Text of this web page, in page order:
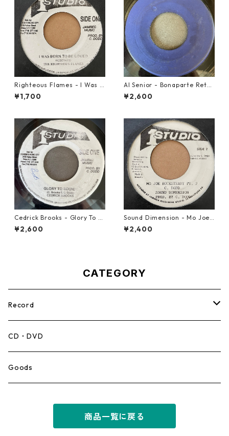
Righteous Flames - I Was B
orn To Be Loved【7-21191】
¥1,700
Al Senior - Bonaparte Retre
at【7-21861】
¥2,600
Cedrick Brooks - Glory To S
ounds【7-21786】
¥2,600
Sound Dimension - Mo Joe
Rock Steady【7-21087】
¥2,400
CATEGORY
Record
Mento,Calypso,Ballad
Ska
CD・DVD
Goods
商品一覧に戻る